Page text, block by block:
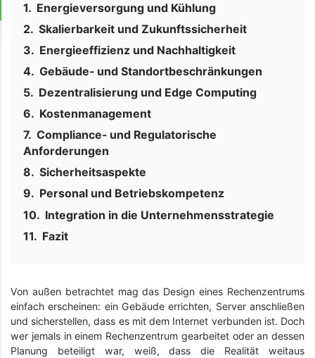
Energieversorgung und Kühlung
Skalierbarkeit und Zukunftssicherheit
Energieeffizienz und Nachhaltigkeit
Gebäude- und Standortbeschränkungen
Dezentralisierung und Edge Computing
Kostenmanagement
Compliance- und Regulatorische
Anforderungen
Sicherheitsaspekte
Personal und Betriebskompetenz
Integration in die Unternehmensstrategie
Fazit
Von außen betrachtet mag das Design eines Rechenzentrums
einfach erscheinen: ein Gebäude errichten, Server anschließen
und sicherstellen, dass es mit dem Internet verbunden ist. Doch
wer jemals in einem Rechenzentrum gearbeitet oder an dessen
Planung beteiligt war, weiß, dass die Realität weitaus